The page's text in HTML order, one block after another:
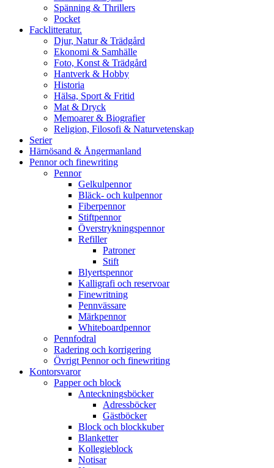
Spänning & Thrillers
Pocket
Facklitteratur.
Djur, Natur & Trädgård
Ekonomi & Samhälle
Foto, Konst & Trädgård
Hantverk & Hobby
Historia
Hälsa, Sport & Fritid
Mat & Dryck
Memoarer & Biografier
Religion, Filosofi & Naturvetenskap
Serier
Härnösand & Ångermanland
Pennor och finewriting
Pennor
Gelkulpennor
Bläck- och kulpennor
Fiberpennor
Stiftpennor
Överstrykningspennor
Refiller
Patroner
Stift
Blyertspennor
Kalligrafi och reservoar
Finewritning
Pennvässare
Märkpennor
Whiteboardpennor
Pennfodral
Radering och korrigering
Övrigt Pennor och finewriting
Kontorsvaror
Papper och block
Anteckningsböcker
Adressböcker
Gästböcker
Block och blockkuber
Blanketter
Kollegieblock
Notisar